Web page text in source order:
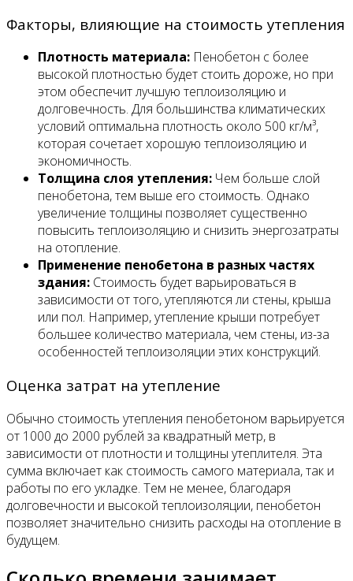
Факторы, влияющие на стоимость утепления
Плотность материала: Пенобетон с более
высокой плотностью будет стоить дороже, но при
этом обеспечит лучшую теплоизоляцию и
долговечность. Для большинства климатических
условий оптимальна плотность около 500 кг/м³,
которая сочетает хорошую теплоизоляцию и
экономичность.
Толщина слоя утепления: Чем больше слой
пенобетона, тем выше его стоимость. Однако
увеличение толщины позволяет существенно
повысить теплоизоляцию и снизить энергозатраты
на отопление.
Применение пенобетона в разных частях
здания: Стоимость будет варьироваться в
зависимости от того, утепляются ли стены, крыша
или пол. Например, утепление крыши потребует
большее количество материала, чем стены, из-за
особенностей теплоизоляции этих конструкций.
Оценка затрат на утепление
Обычно стоимость утепления пенобетоном варьируется
от 1000 до 2000 рублей за квадратный метр, в
зависимости от плотности и толщины утеплителя. Эта
сумма включает как стоимость самого материала, так и
работы по его укладке. Тем не менее, благодаря
долговечности и высокой теплоизоляции, пенобетон
позволяет значительно снизить расходы на отопление в
будущем.